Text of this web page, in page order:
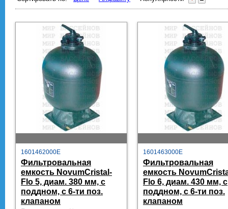
1601462000E
Фильтровальная
емкость NovumCristal-
Flo 5, диам. 380 мм, с
поддном, с 6-ти поз.
клапаном
1601463000E
Фильтровальная
емкость
Flo 6, диам. 430 мм, с
поддном, с 6-ти поз.
клапаном